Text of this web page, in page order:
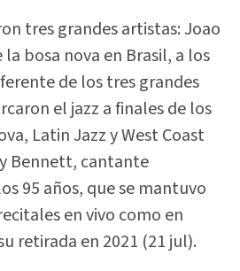
tres grandes artistas: Joao
bosa nova en Brasil, a los
de los tres grandes
el jazz a finales de los
Latin Jazz y West Coast
Bennett, cantante
95 años, que se mantuvo
en vivo como en
retirada en 2021 (21 jul).